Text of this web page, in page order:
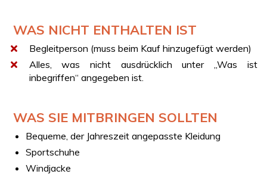
Dein Erlebnis beinhaltet das Eintrittsticket für den Krater
abstellen und den Krater zu Fuß besichtigen.
ERLEBNIS OHNE KRATEREINTRITT
Bike-Verleih ohne Eintritt buchen.
FAHRRADTYP
Das Erlebnis umfasst komfortable E-Bikes mit
Tretunterstützung, ideal auch für Ungeübte bei
WAS NICHT ENTHALTEN IST
Begleitperson (muss beim Kauf hinzugefügt werden)
Alles, was nicht ausdrücklich unter „Was ist
inbegriffen“ angegeben ist.
WAS SIE MITBRINGEN SOLLTEN
Bequeme, der Jahreszeit angepasste Kleidung
Sportschuhe
Windjacke